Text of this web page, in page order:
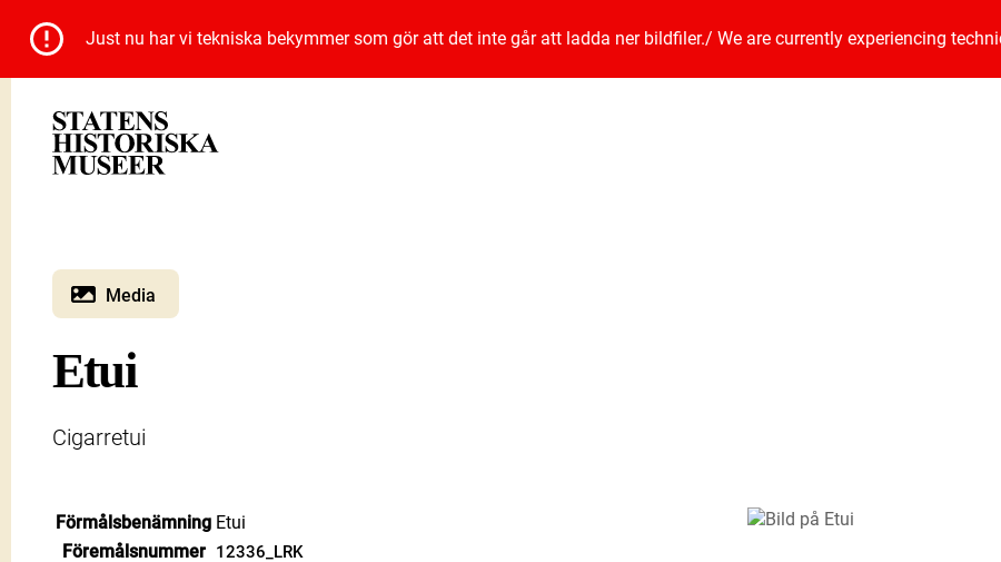
Just nu har vi tekniska bekymmer som gör att det inte går att ladda ner bildfiler./ We are currently experiencing
Media
Etui
Cigarretui
Förmålsbenämning Etui
Föremålsnummer 12336_LRK